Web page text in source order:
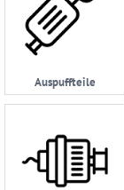
Auspuffteile